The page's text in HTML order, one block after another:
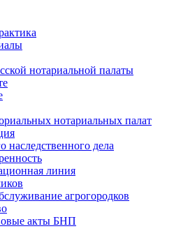
нотариальной палаты
нотариальных палат
наследственного дела
линия
агрогородков
акты БНП